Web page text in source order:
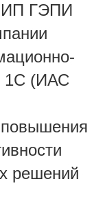
ГЭПИ
1С (ИАС
решений